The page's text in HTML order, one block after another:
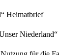
Heimatbrief
Niederland“